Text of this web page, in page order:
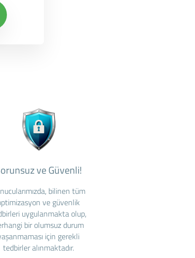
ve Güvenli!
bilinen tüm
ve güvenlik
uygulanmakta olup,
bir olumsuz durum
için gerekli
tedbirler alınmaktadır.